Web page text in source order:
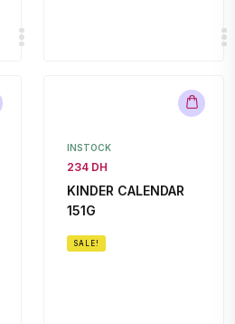
INSTOCK
234 DH
KINDER CALENDAR
151G
SALE!